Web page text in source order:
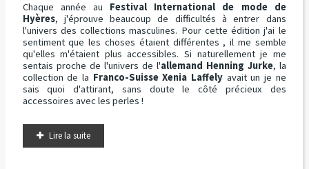
Chaque année au Festival International de mode de
Hyères, j'éprouve beaucoup de difficultés à entrer dans
l'univers des collections masculines. Pour cette édition j'ai le
sentiment que les choses étaient différentes , il me semble
qu'elles m'étaient plus accessibles. Si naturellement je me
sentais proche de l'univers de l'allemand Henning Jurke, la
collection de la Franco-Suisse Xenia Laffelyavait un je ne
sais quoi d'attirant, sans doute le côté précieux des
accessoires avec les perles !
Lire la suite